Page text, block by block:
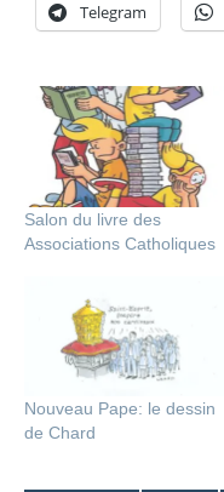
Telegram
Salon du livre des
Associations Catholiques
Nouveau Pape: le dessin
de Chard